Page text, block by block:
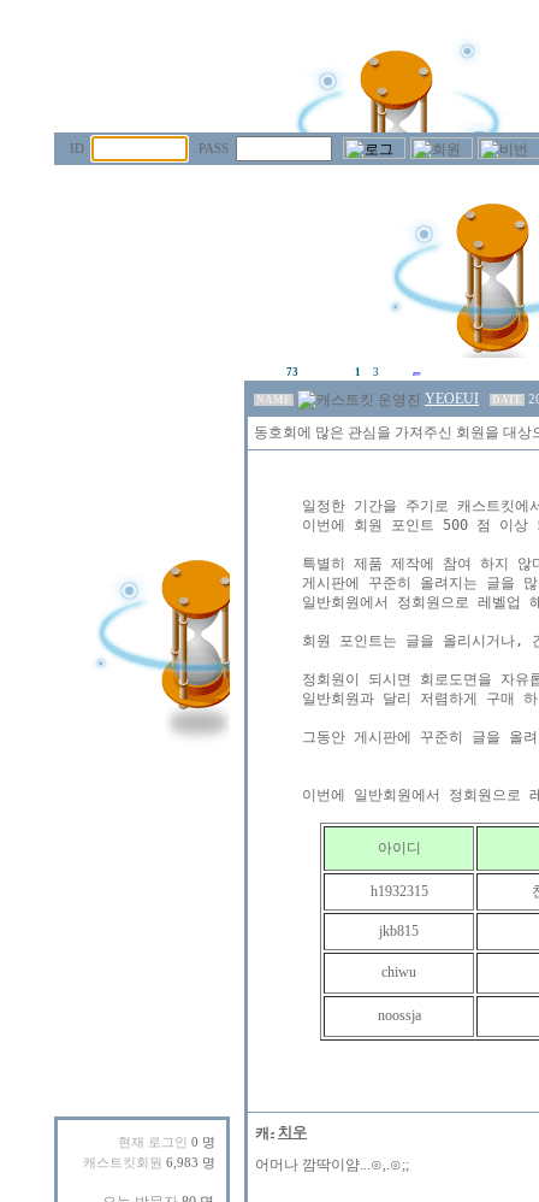
ID PASS
현재 로그인 0 명
캐스트킷회원 6,983 명
73 1 3
NAME YEOEUI DATE
동호회에 많은 관심을 가져주신 회원을 대
일정한 기간을 주기로 캐스트킷
이번에 회원 포인트 500 점 이상
특별히 제품 제작에 참여 하지
게시판에 꾸준히 올려지는 글을
일반회원에서 정회원으로 레벨업
회원 포인트는 글을 올리시거나
정회원이 되시면 회로도면을 자
일반회원과 달리 저렴하게 구매
그동안 게시판에 꾸준히 글을 올
아이디
h1932315
jkb815
chiwu
noossja
치우
어머나 깜딱이얌...⊙,.⊙;;